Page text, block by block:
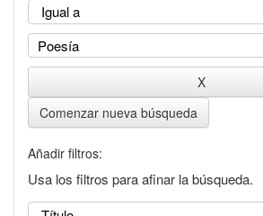
Comenzar nueva búsqueda
Añadir filtros:
Usa los filtros para afinar la búsqueda.